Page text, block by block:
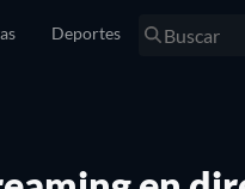
Deportes